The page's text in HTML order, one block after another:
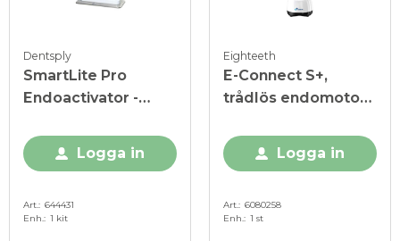
Dentsply
SmartLite Pro
Endoactivator -
handstycke
Logga in
Art. 644431
Enh. 1 kit
Eighteeth
E-Connect S+,
trådlös endomotor
apexlokalisator
Logga in
Art. 6080258
Enh. 1 st